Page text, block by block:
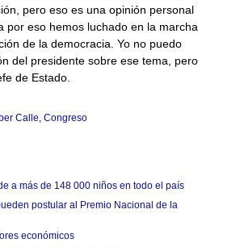
pero eso es una opinión personal
eso hemos luchado en la marcha
de la democracia. Yo no puedo
del presidente sobre ese tema, pero
de Estado.
Calle, Congreso
a más de 148 000 niños en todo el país
postular al Premio Nacional de la
económicos